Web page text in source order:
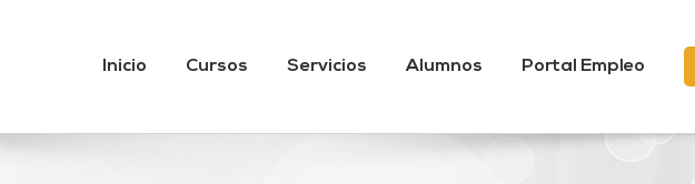
Inicio Cursos Servicios Alumnos Portal Empleo